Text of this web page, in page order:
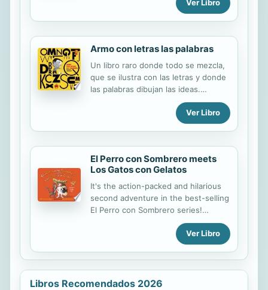
ATRACCIONES! Van a venir todas mis
AMIGAS, ¡incluso H va a estar allí! Es
quedarme a solas con él. Pero nada
sale como yo había PLANEADO y
hemos terminado ENCERRADAS en
una sala muy MISTERIOSA. ¿Cómo
vamos a SALIR de aquí? Lo habéis
Ver Libro
Armo con letras las palabras
Un libro raro donde todo se mezcla,
que se ilustra con las letras y donde
las palabras dibujan las ideas.
An unusual book where everything
gets mixed up, where letters do the
words.
Ver Libro
El Perro con Sombrero meets
Los Gatos con Gelatos
It's the action-packed and hilarious
second adventure in the best-selling
El Perro con Sombrero series!
Written in both English and Spanish,
the El Perro con Sombrero series has
been one of the most popular
bilingual picture books in the world
since the first book's release in
2015. We are excited for Pepe to
Ver Libro
Libros Recomendados 2026